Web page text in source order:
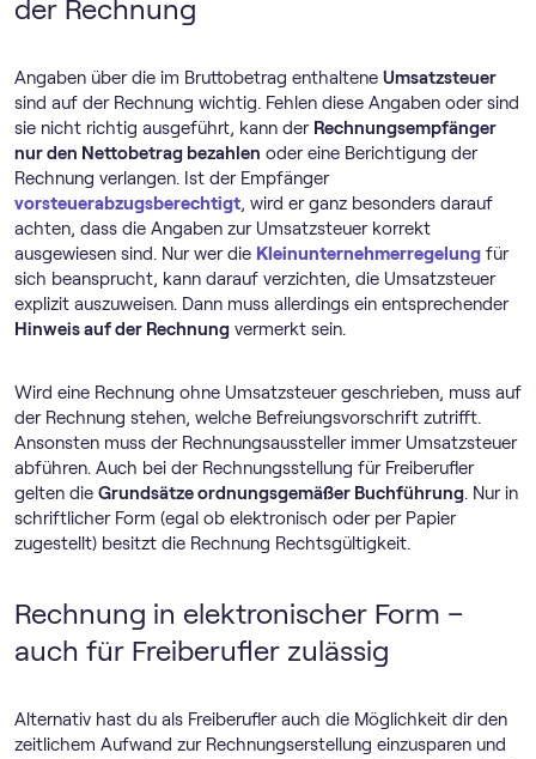
der Rechnung
Angaben über die im Bruttobetrag enthaltene Umsatzsteuer
sind auf der Rechnung wichtig. Fehlen diese Angaben oder sind
sie nicht richtig ausgeführt, kann der Rechnungsempfänger
nur den Nettobetrag bezahlen oder eine Berichtigung der
Rechnung verlangen. Ist der Empfänger
vorsteuerabzugsberechtigt, wird er ganz besonders darauf
achten, dass die Angaben zur Umsatzsteuer korrekt
ausgewiesen sind. Nur wer die Klein­unternehmer­regelung für
sich beansprucht, kann darauf verzichten, die Umsatzsteuer
explizit auszuweisen. Dann muss allerdings ein entsprechender
Hinweis auf der Rechnung vermerkt sein.
Wird eine Rechnung ohne Umsatzsteuer geschrieben, muss auf
der Rechnung stehen, welche Befreiungsvorschrift zutrifft.
Ansonsten muss der Rechnungsaussteller immer Umsatzsteuer
abführen. Auch bei der Rechnungsstellung für Freiberufler
gelten die Grundsätze ordnungsgemäßer Buchführung. Nur in
schriftlicher Form (egal ob elektronisch oder per Papier
zugestellt) besitzt die Rechnung Rechtsgültigkeit.
Rechnung in elektronischer Form –
auch für Freiberufler zulässig
Alternativ hast du als Freiberufler auch die Möglichkeit dir den
zeitlichem Aufwand zur Rechnungserstellung einzusparen und